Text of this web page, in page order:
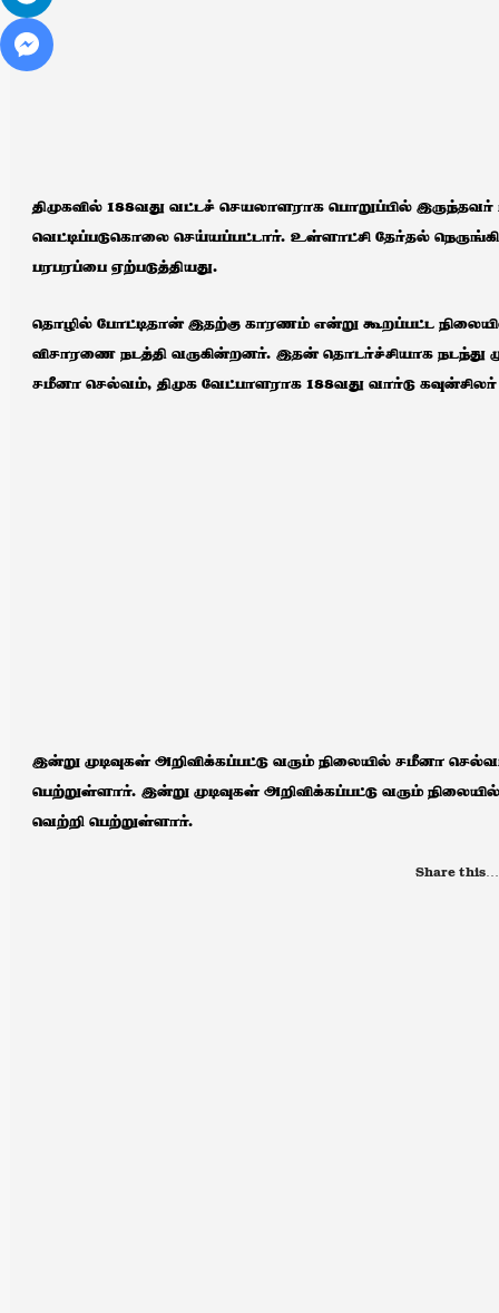
திமுகவில் 188வது வட்டச் செயலாளராக பொறுப்பில்
வெட்டிப்படுகொலை செய்யப்பட்டார். உள்ளாட்சி தேர்தல்
பரபரப்பை ஏற்படுத்தியது.
தொழில் போட்டிதான் இதற்கு காரணம் என்று கூறப்பட்ட
விசாரணை நடத்தி வருகின்றனர். இதன் தொடர்ச்சியாக நடந்து
சமீனா செல்வம், திமுக வேட்பாளராக 188வது வார்டு கவுன்சிலர்
இன்று முடிவுகள் அறிவிக்கப்பட்டு வரும் நிலையில் சமீனா
பெற்றுள்ளார். இன்று முடிவுகள் அறிவிக்கப்பட்டு வரும்
வெற்றி பெற்றுள்ளார்.
Share this…